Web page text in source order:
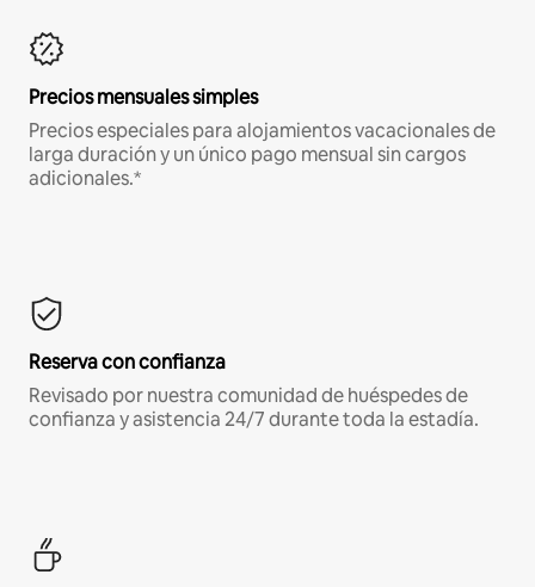
Precios mensuales simples
Precios especiales para alojamientos vacacionales de
larga duración y un único pago mensual sin cargos
adicionales.*
Reserva con confianza
Revisado por nuestra comunidad de huéspedes de
confianza y asistencia 24/7 durante toda la estadía.